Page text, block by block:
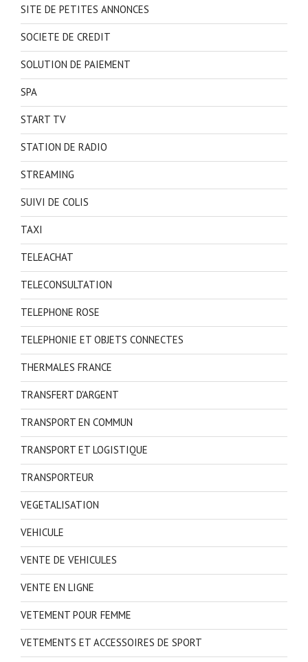
SITE DE PETITES ANNONCES
SOCIETE DE CREDIT
SOLUTION DE PAIEMENT
SPA
START TV
STATION DE RADIO
STREAMING
SUIVI DE COLIS
TAXI
TELEACHAT
TELECONSULTATION
TELEPHONE ROSE
TELEPHONIE ET OBJETS CONNECTES
THERMALES FRANCE
TRANSFERT D'ARGENT
TRANSPORT EN COMMUN
TRANSPORT ET LOGISTIQUE
TRANSPORTEUR
VEGETALISATION
VEHICULE
VENTE DE VEHICULES
VENTE EN LIGNE
VETEMENT POUR FEMME
VETEMENTS ET ACCESSOIRES DE SPORT